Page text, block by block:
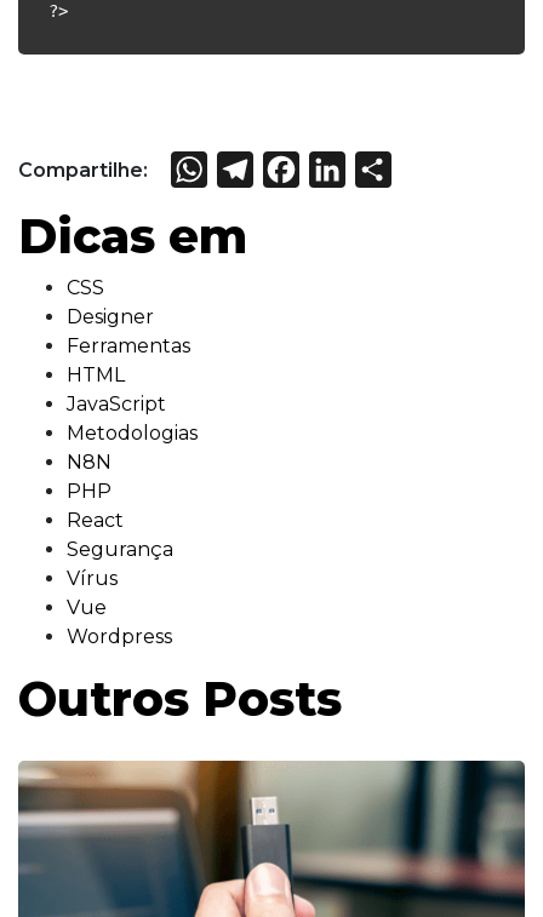
?>
Compartilhe: WhatsApp
TelegramFacebook
LinkedIn
Dicas em
CSS
Designer
Ferramentas
HTML
JavaScript
Metodologias
N8N
PHP
React
Segurança
Vírus
Vue
Wordpress
Outros Posts